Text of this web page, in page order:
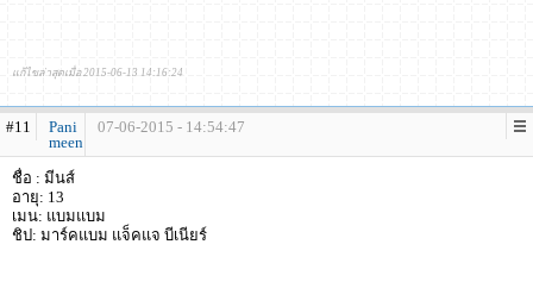
แก้ไขล่าสุดเมื่อ 2015-06-13 14:16:24
#11
Pani
meen
07-06-2015 - 14:54:47
ชื่อ : มีนส์
อายุ: 13
เมน: แบมแบม
ชิป: มาร์คแบม แจ็คแจ บีเนียร์